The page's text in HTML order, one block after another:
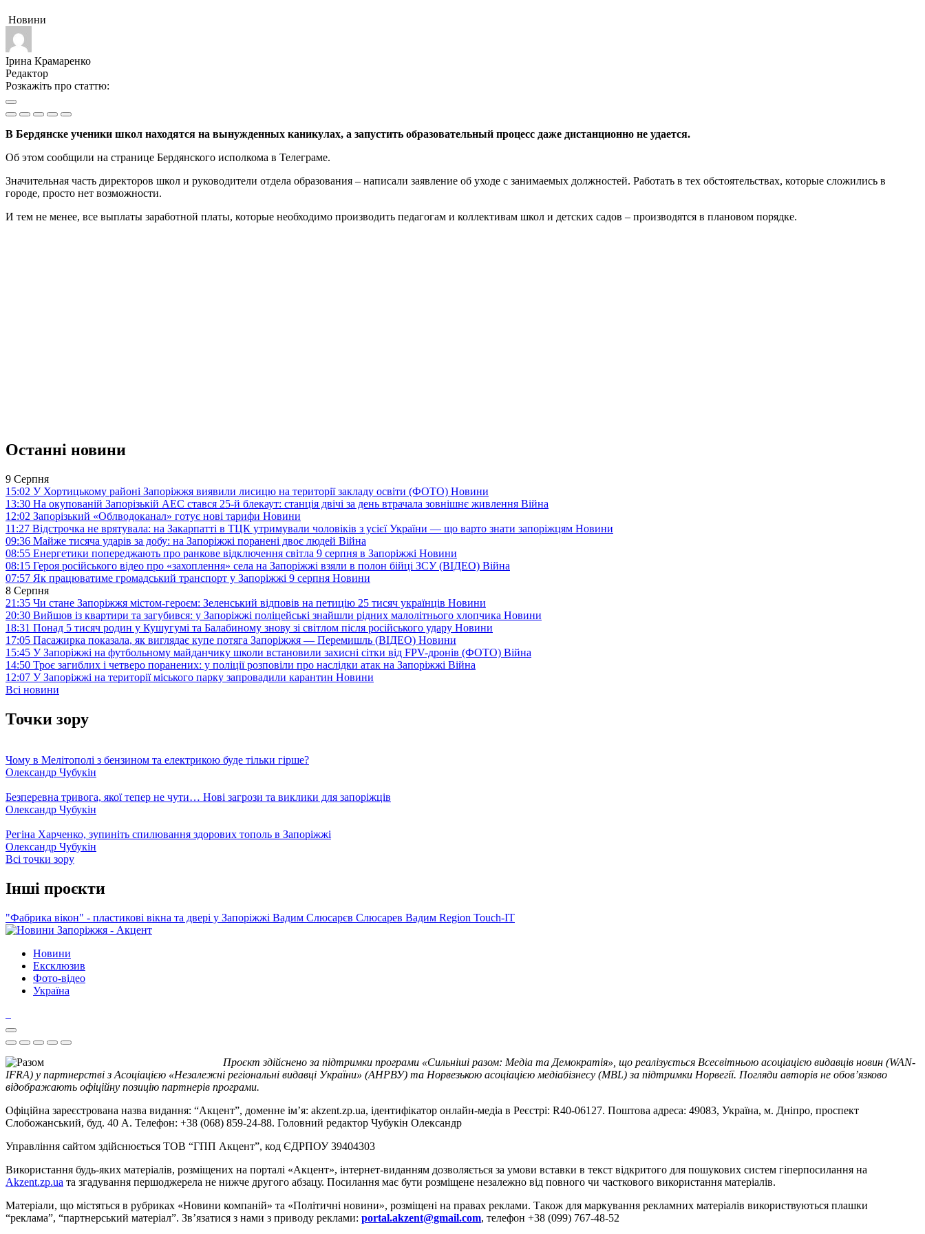
Новини
Ірина Крамаренко
Редактор
Розкажіть про статтю:
В Бердянске ученики школ находятся на вынужденных каникулах, а запустить образовательный процесс даже дистанционно не удается.
Об этом сообщили на странице Бердянского исполкома в Телеграме.
Значительная часть директоров школ и руководители отдела образования – написали заявление об уходе с занимаемых должностей. Работать в тех обстоятельствах, которые сложились в
городе, просто нет возможности.
И тем не менее, все выплаты заработной платы, которые необходимо производить педагогам и коллективам школ и детских садов – производятся в плановом порядке.
Останні новини
9 Серпня
15:02 У Хортицькому районі Запоріжжя виявили лисицю на території закладу освіти (ФОТО) Новини
13:30 На окупованій Запорізькій АЕС стався 25-й блекаут: станція двічі за день втрачала зовнішнє живлення Війна
12:02 Запорізький «Облводоканал» готує нові тарифи Новини
11:27 Відстрочка не врятувала: на Закарпатті в ТЦК утримували чоловіків з усієї України — що варто знати запоріжцям Новини
09:36 Майже тисяча ударів за добу: на Запоріжжі поранені двоє людей Війна
08:55 Енергетики попереджають про ранкове відключення світла 9 серпня в Запоріжжі Новини
08:15 Героя російського відео про «захоплення» села на Запоріжжі взяли в полон бійці ЗСУ (ВІДЕО) Війна
07:57 Як працюватиме громадський транспорт у Запоріжжі 9 серпня Новини
8 Серпня
21:35 Чи стане Запоріжжя містом-героєм: Зеленський відповів на петицію 25 тисяч українців Новини
20:30 Вийшов із квартири та загубився: у Запоріжжі поліцейські знайшли рідних малолітнього хлопчика Новини
18:31 Понад 5 тисяч родин у Кушугумі та Балабиному знову зі світлом після російського удару Новини
17:05 Пасажирка показала, як виглядає купе потяга Запоріжжя — Перемишль (ВІДЕО) Новини
15:45 У Запоріжжі на футбольному майданчику школи встановили захисні сітки від FPV-дронів (ФОТО) Війна
14:50 Троє загиблих і четверо поранених: у поліції розповіли про наслідки атак на Запоріжжі Війна
12:07 У Запоріжжі на території міського парку запровадили карантин Новини
Всі новини
Точки зору
Чому в Мелітополі з бензином та електрикою буде тільки гірше?
Олександр Чубукін
Безперевна тривога, якої тепер не чути… Нові загрози та виклики для запоріжців
Олександр Чубукін
Регіна Харченко, зупиніть спилювання здорових тополь в Запоріжжі
Олександр Чубукін
Всі точки зору
Інші проєкти
"Фабрика вікон" - пластикові вікна та двері у Запоріжжі Вадим Слюсарєв Слюсарев Вадим Region Touch-IT
Новини
Ексклюзив
Фото-відео
Україна
Проєкт здійснено за підтримки програми «Сильніші разом: Медіа та Демократія», що реалізується Всесвітньою асоціацією видавців новин (WAN-
IFRA) у партнерстві з Асоціацією «Незалежні регіональні видавці України» (АНРВУ) та Норвезькою асоціацією медіабізнесу (MBL) за підтримки Норвегії. Погляди авторів не обов’язково
відображають офіційну позицію партнерів програми.
Офіційна зареєстрована назва видання: “Акцент”, доменне ім’я: akzent.zp.ua, ідентифікатор онлайн-медіа в Реєстрі: R40-06127. Поштова адреса: 49083, Україна, м. Дніпро, проспект
Слобожанський, буд. 40 А. Телефон: +38 (068) 859-24-88. Головний редактор Чубукін Олександр
Управління сайтом здійснюється ТОВ “ГПП Акцент”, код ЄДРПОУ 39404303
Використання будь-яких матеріалів, розміщених на порталі «Акцент», інтернет-виданням дозволяється за умови вставки в текст відкритого для пошукових систем гіперпосилання на
Akzent.zp.ua та згадування першоджерела не нижче другого абзацу. Посилання має бути розміщене незалежно від повного чи часткового використання матеріалів.
Матеріали, що містяться в рубриках «Новини компаній» та «Політичні новини», розміщені на правах реклами. Також для маркування рекламних матеріалів використвуються плашки
“реклама”, “партнерський матеріал”. Зв’язатися з нами з приводу реклами: portal.akzent@gmail.com, телефон +38 (099) 767-48-52